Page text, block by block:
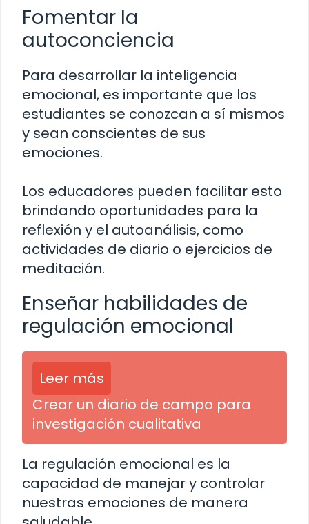
Fomentar la
autoconciencia
Para desarrollar la inteligencia
emocional, es importante que los
estudiantes se conozcan a sí mismos
y sean conscientes de sus
emociones.
Los educadores pueden facilitar esto
brindando oportunidades para la
reflexión y el autoanálisis, como
actividades de diario o ejercicios de
meditación.
Enseñar habilidades de
regulación emocional
Leer más
Crear un diario de campo para
investigación cualitativa
La regulación emocional es la
capacidad de manejar y controlar
nuestras emociones de manera